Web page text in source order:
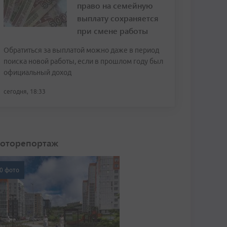
право на семейную
выплату сохраняется
при смене работы
Обратиться за выплатой можно даже в период
поиска новой работы, если в прошлом году был
официальный доход
сегодня, 18:33
фото